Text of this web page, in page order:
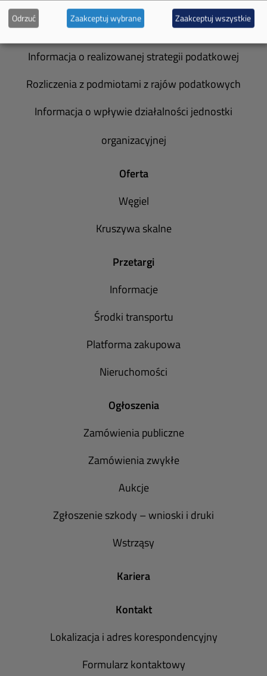
Galeria zdjęć
Informacja o realizowanej strategii podatkowej
Rozliczenia z podmiotami z rajów podatkowych
Informacja o wpływie działalności jednostki
organizacyjnej
Oferta
Węgiel
Kruszywa skalne
Przetargi
Informacje
Środki transportu
Platforma zakupowa
Nieruchomości
Ogłoszenia
Zamówienia publiczne
Zamówienia zwykłe
Aukcje
Zgłoszenie szkody – wnioski i druki
Wstrząsy
Kariera
Kontakt
Lokalizacja i adres korespondencyjny
Formularz kontaktowy
Odrzuć Zaakceptuj wybrane Zaakceptuj wszystkie